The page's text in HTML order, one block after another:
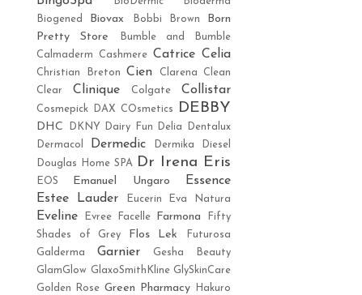
Biogened
Biovax Bobbi Brown
Born
Pretty Store
Bumble and Bumble
Calmaderm
Cashmere Catrice Celia
Christian Breton Cien Clarena
Clean
Clear
Clinique Colgate Collistar
Cosmepick DAX COsmetics DEBBY
DHC DKNY Dairy Fun Delia
Dentalux
Dermacol
Dermedic Dermika
Diesel
Douglas Home SPA Dr Irena Eris
EOS Emanuel Ungaro
Essence
Estee Lauder
Eucerin Eva Natura
Eveline Evree Facelle Farmona
Fifty
Shades of Grey
Flos Lek
Futurosa
Galderma
Garnier
Gesha Beauty
GlamGlow GlaxoSmithKline GlySkinCare
Golden Rose Green Pharmacy
Hakuro